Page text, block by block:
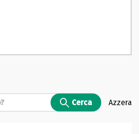
Cerca Azzera